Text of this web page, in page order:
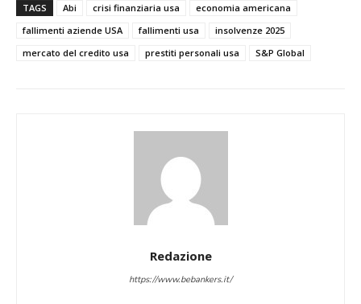
TAGS Abi crisi finanziaria usa
economia americana
fallimenti aziende USA
fallimenti usa
insolvenze 2025
mercato del credito usa
prestiti personali usa S&P Global
Redazione
https://www.bebankers.it/